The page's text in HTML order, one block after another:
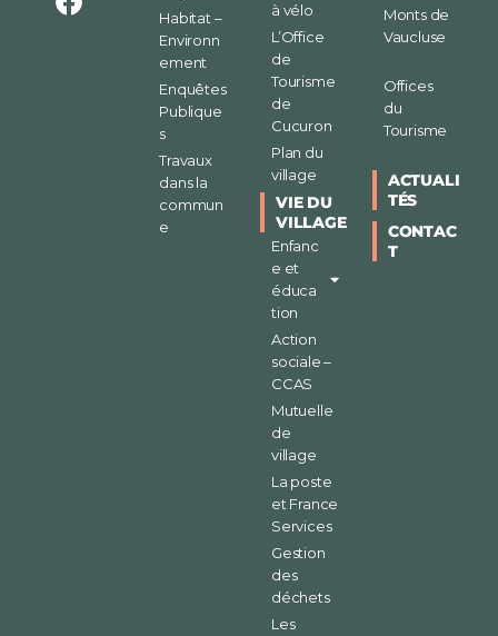
Habitat –
Environn
ement
Enquêtes
Publique
s
Travaux
dans la
commun
e
à vélo
L’Office
de
Tourisme
de
Cucuron
Plan du
village
VIE DU
VILLAGE
Enfanc
e et
éduca
tion
Action
sociale –
CCAS
Mutuelle
de
village
La poste
et France
Services
Gestion
des
déchets
Les
Monts de
Vaucluse
Offices
du
Tourisme
ACTUALI
TÉS
CONTAC
T